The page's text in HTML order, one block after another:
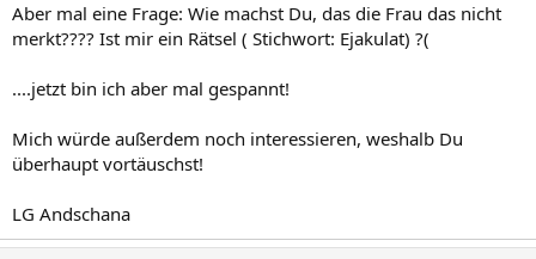
Aber mal eine Frage: Wie machst Du, das die Frau das nicht
merkt???? Ist mir ein Rätsel ( Stichwort: Ejakulat) ?(
....jetzt bin ich aber mal gespannt!
Mich würde außerdem noch interessieren, weshalb Du
überhaupt vortäuschst!
LG Andschana